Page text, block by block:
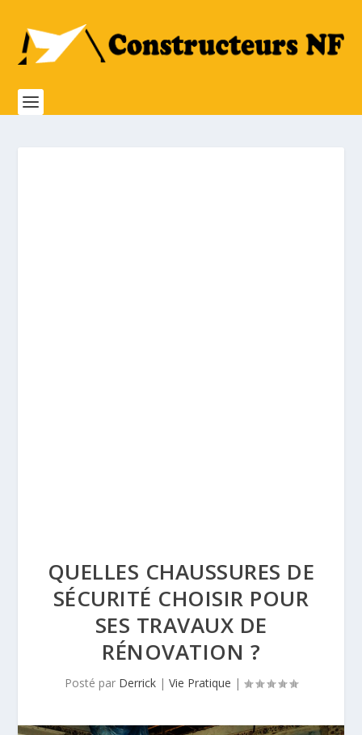
QUELLES CHAUSSURES DE
SÉCURITÉ CHOISIR POUR
SES TRAVAUX DE
RÉNOVATION ?
Posté par Derrick | Vie Pratique |